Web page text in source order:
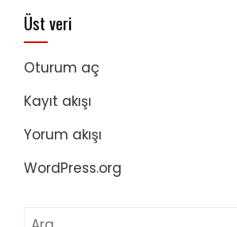
Üst veri
Oturum aç
Kayıt akışı
Yorum akışı
WordPress.org
Arama: